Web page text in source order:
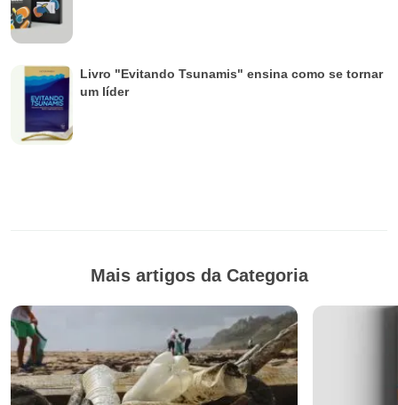
Livro "Evitando Tsunamis" ensina como se tornar
um líder
Mais artigos da Categoria